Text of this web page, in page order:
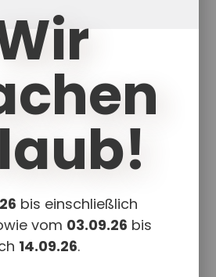
Details
bis einschließlich
vom 03.09.26 bis
14.09.26.